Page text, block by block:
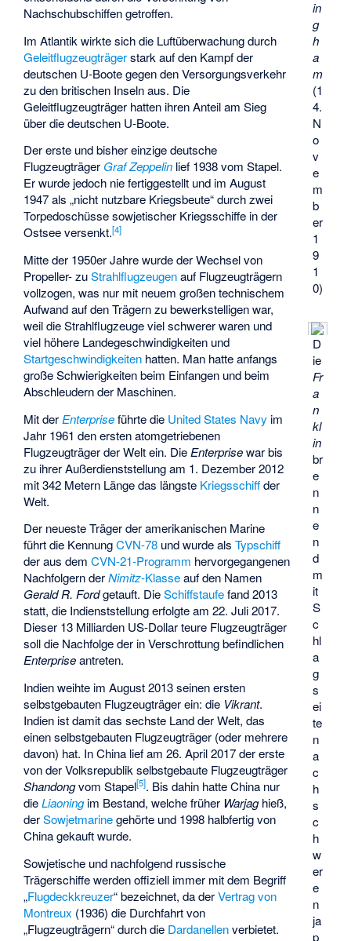
in
g
h
a
m
(1
4.
N
o
v
e
m
b
er
1
9
1
0)
D
ie
Fr
a
n
kl
in
br
e
n
n
e
n
d
m
it
S
c
hl
a
g
s
ei
te
n
a
c
h
s
c
h
w
er
e
n
ja
p
Nachschubschiffen getroffen.
Im Atlantik wirkte sich die Luftüberwachung durch
Geleitflugzeugträgerstark auf den Kampf der
deutschen U-Boote gegen den Versorgungsverkehr
zu den britischen Inseln aus. Die
Geleitflugzeugträger hatten ihren Anteil am Sieg
über die deutschen U-Boote.
Der erste und bisher einzige deutsche
Flugzeugträger Graf Zeppelin lief 1938 vom Stapel.
Er wurde jedoch nie fertiggestellt und im August
1947 als „nicht nutzbare Kriegsbeute“ durch zwei
Torpedoschüsse sowjetischer Kriegsschiffe in der
Ostsee versenkt.[4]
Mitte der 1950er Jahre wurde der Wechsel von
Propeller- zuStrahlflugzeugenauf Flugzeugträgern
vollzogen, was nur mit neuem großen technischem
Aufwand auf den Trägern zu bewerkstelligen war,
weil die Strahlflugzeuge viel schwerer waren und
viel höhere Landegeschwindigkeiten und
Startgeschwindigkeiten hatten. Man hatte anfangs
große Schwierigkeiten beim Einfangen und beim
Abschleudern der Maschinen.
Mit der Enterpriseführte die United States Navy im
Jahr 1961 den ersten atomgetriebenen
Flugzeugträger der Welt ein. Die Enterprisewar bis
zu ihrer Außerdienststellung am 1. Dezember 2012
mit 342 Metern Länge das längste Kriegsschiffder
Welt.
Der neueste Träger der amerikanischen Marine
führt die KennungCVN-78 und wurde alsTypschiff
der aus demCVN-21-Programm hervorgegangenen
Nachfolgern derNimitz-Klasseauf den Namen
Gerald R. Fordgetauft. DieSchiffstaufefand 2013
statt, die Indienststellung erfolgte am 22. Juli 2017.
Dieser 13 Milliarden US-Dollar teure Flugzeugträger
soll die Nachfolge der in Verschrottung befindlichen
Enterpriseantreten.
Indien weihte im August 2013 seinen ersten
selbstgebauten Flugzeugträger ein: die Vikrant.
Indien ist damit das sechste Land der Welt, das
einen selbstgebauten Flugzeugträger (oder mehrere
davon) hat. In China lief am 26. April 2017 der erste
von der Volksrepublik selbstgebaute Flugzeugträger
Shandongvom Stapel[5]. Bis dahin hatte China nur
dieLiaoningim Bestand, welche früher Warjaghieß,
derSowjetmarinegehörte und 1998 halbfertig von
China gekauft wurde.
Sowjetische und nachfolgend russische
Trägerschiffe werden offiziell immer mit dem Begriff
„Flugdeckkreuzer“ bezeichnet, da derVertrag von
Montreux (1936) die Durchfahrt von
„Flugzeugträgern“ durch die Dardanellenverbietet.